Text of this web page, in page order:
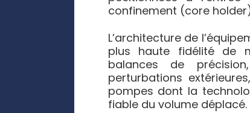
confinement (core
L’architecture de
plus haute fidélité de
balances de
perturbations
pompes dont la
fiable du volume déplacé.